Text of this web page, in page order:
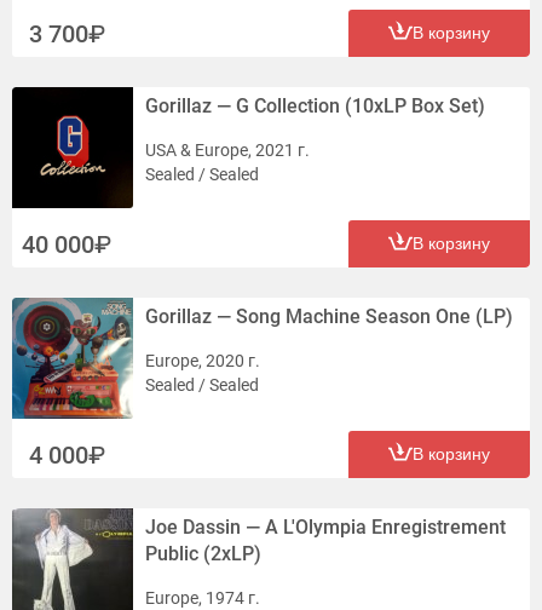
3 700 В корзину
Gorillaz — G Collection (10xLP Box Set)
USA & Europe, 2021 г.
Sealed / Sealed
40 000 В корзину
Gorillaz — Song Machine Season One (LP)
Europe, 2020 г.
Sealed / Sealed
4 000 В корзину
Joe Dassin — A L'Olympia Enregistrement
Public (2xLP)
Europe, 1974 г.